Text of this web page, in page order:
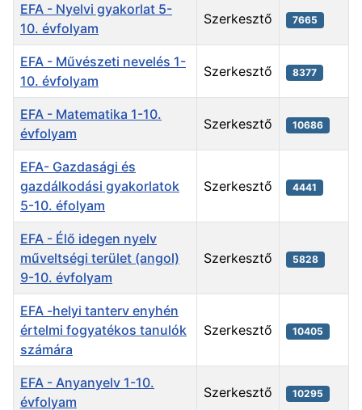
EFA - Nyelvi gyakorlat 5-
10. évfolyam
Szerkesztő 7665
EFA - Művészeti nevelés 1-
10. évfolyam
Szerkesztő 8377
EFA - Matematika 1-10.
évfolyam
Szerkesztő 10686
EFA- Gazdasági és
gazdálkodási gyakorlatok
5-10. éfolyam
Szerkesztő 4441
EFA - Élő idegen nyelv
műveltségi terület (angol)
9-10. évfolyam
Szerkesztő 5828
EFA -helyi tanterv enyhén
értelmi fogyatékos tanulók
számára
Szerkesztő 10405
EFA - Anyanyelv 1-10.
évfolyam
Szerkesztő 10295